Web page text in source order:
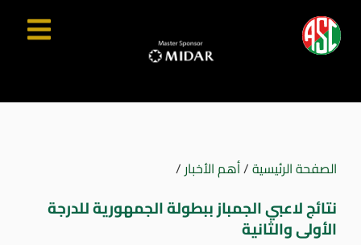
الصفحة الرئيسية/أهم الأخبار/
نتائج لاعبي الجمباز ببطولة الجمهورية للدرجة
الأولى والثانية